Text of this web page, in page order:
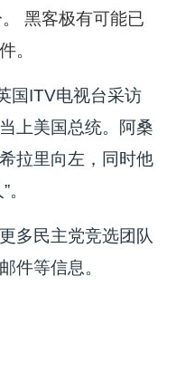
黑客极有可能已
。
国ITV电视台采访
上美国总统。阿桑
拉里向左，同时他
多民主党竞选团队
件等信息。